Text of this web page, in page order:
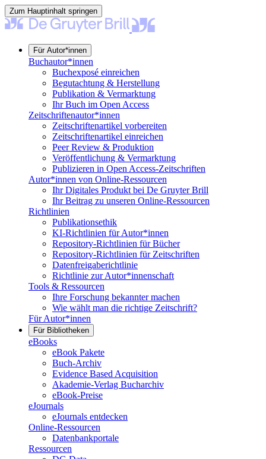
Zum Hauptinhalt springen
Für Autor*innen
Buchautor*innen
Buchexposé einreichen
Begutachtung & Herstellung
Publikation & Vermarktung
Ihr Buch im Open Access
Zeitschriftenautor*innen
Zeitschriftenartikel vorbereiten
Zeitschriftenartikel einreichen
Peer Review & Produktion
Veröffentlichung & Vermarktung
Publizieren in Open Access-Zeitschriften
Autor*innen von Online-Ressourcen
Ihr Digitales Produkt bei De Gruyter Brill
Ihr Beitrag zu unseren Online-Ressourcen
Richtlinien
Publikationsethik
KI-Richtlinien für Autor*innen
Repository-Richtlinien für Bücher
Repository-Richtlinien für Zeitschriften
Datenfreigaberichtlinie
Richtlinie zur Autor*innenschaft
Tools & Ressourcen
Ihre Forschung bekannter machen
Wie wählt man die richtige Zeitschrift?
Für Autor*innen
Für Bibliotheken
eBooks
eBook Pakete
Buch-Archiv
Evidence Based Acquisition
Akademie-Verlag Bucharchiv
eBook-Preise
eJournals
eJournals entdecken
Online-Ressourcen
Datenbankportale
Ressourcen